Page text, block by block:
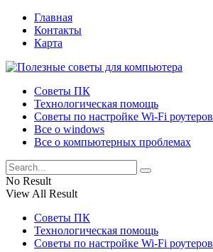
Главная
Контакты
Карта
Советы ПК
Технологическая помощь
Советы по настройке Wi-Fi роутеров
Все о windows
Все о компьютерных проблемах
No Result
View All Result
Советы ПК
Технологическая помощь
Советы по настройке Wi-Fi роутеров